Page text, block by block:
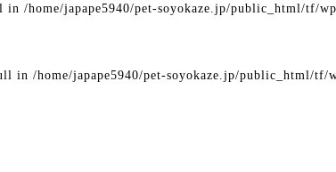
in /home/japape5940/pet-soyokaze.jp/public_html/tf/
in /home/japape5940/pet-soyokaze.jp/public_html/